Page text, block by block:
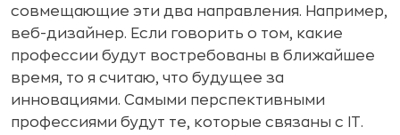
совмещающие эти два направления. Например,
веб-дизайнер. Если говорить о том, какие
профессии будут востребованы в ближайшее
время, то я считаю, что будущее за
инновациями. Самыми перспективными
профессиями будут те, которые связаны с IT.